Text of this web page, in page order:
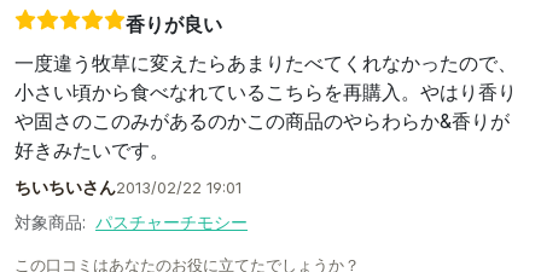
香りが良い
一度違う牧草に変えたらあまりたべてくれなかったので、
小さい頃から食べなれているこちらを再購入。やはり香り
や固さのこのみがあるのかこの商品のやらわらか&香りが
好きみたいです。
ちいちいさん2013/02/22 19:01
対象商品: パスチャーチモシー
この口コミはあなたのお役に立てたでしょうか？